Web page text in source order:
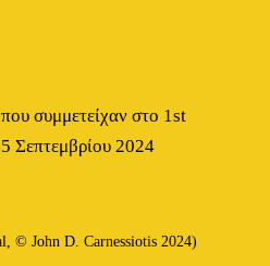
συμμετείχαν στο 1st
Σεπτεμβρίου 2024